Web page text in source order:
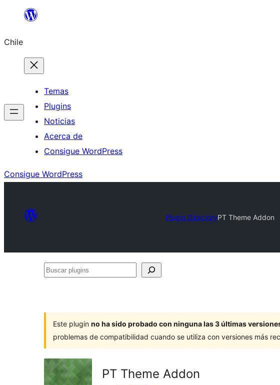
Saltar
contenido
Chile
Temas
Plugins
Noticias
Acerca de
Consigue WordPress
Consigue WordPress
Plugin DirectoryPT Theme Addon
Buscar
Este plugin no ha sido probado con ninguna las 3 últimas
problemas de compatibilidad cuando se utiliza con versiones más
PT Theme Addon